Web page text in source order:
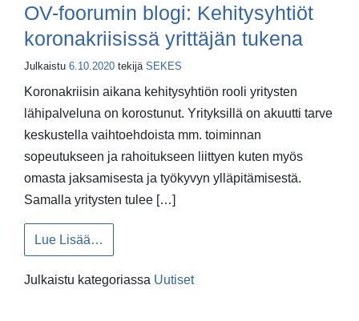
OV-foorumin blogi: Kehitysyhtiöt
koronakriisissä yrittäjän tukena
Julkaistu 6.10.2020 tekijä SEKES
Koronakriisin aikana kehitysyhtiön rooli yritysten
lähipalveluna on korostunut. Yrityksillä on akuutti tarve
keskustella vaihtoehdoista mm. toiminnan
sopeutukseen ja rahoitukseen liittyen kuten myös
omasta jaksamisesta ja työkyvyn ylläpitämisestä.
Samalla yritysten tulee […]
Lue Lisää…
Julkaistu kategoriassa Uutiset